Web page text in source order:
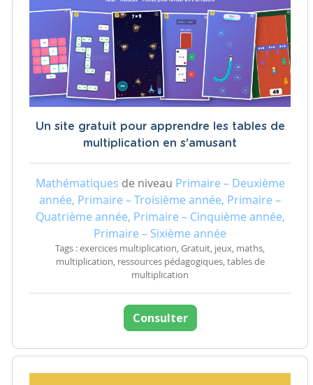
Un site gratuit pour apprendre les tables de
multiplication en s'amusant
Mathématiques de niveau Primaire – Deuxième
année, Primaire – Troisième année, Primaire –
Quatrième année, Primaire – Cinquième année,
Primaire – Sixième année
Tags : exercices multiplication, Gratuit, jeux, maths,
multiplication, ressources pédagogiques, tables de
multiplication
Consulter